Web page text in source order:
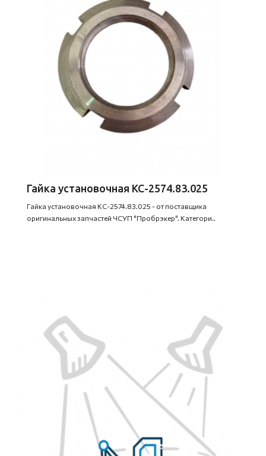
Гайка установочная КС-2574.83.025
Гайка установочная КС-2574.83.025 - от поставщика
оригинальных запчастей ЧСУП "Пробрэкер". Категори..